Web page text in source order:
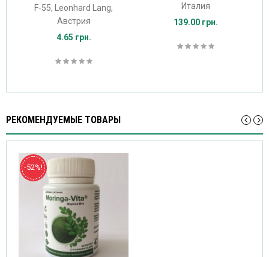
F-55, Leonhard Lang,
Австрия
4.65 грн.
Италия
139.00 грн.
РЕКОМЕНДУЕМЫЕ ТОВАРЫ
-52%!